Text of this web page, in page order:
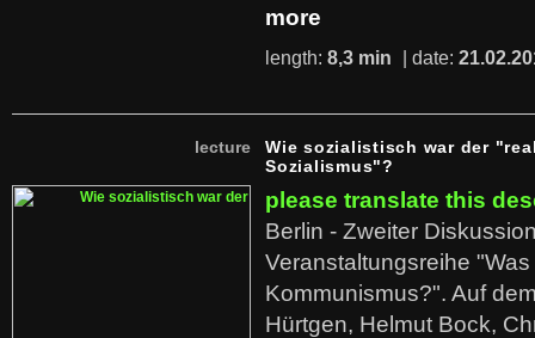
more
length: 8,3 min | date:
lecture
Wie sozialistisch war der
Sozialismus"?
please translate this
Berlin - Zweiter
Veranstaltungsreihe "Was
Kommunismus?". Auf
Hürtgen, Helmut Bock,